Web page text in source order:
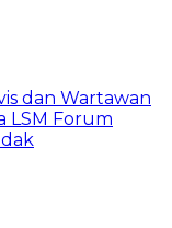
dan Wartawan
LSM Forum